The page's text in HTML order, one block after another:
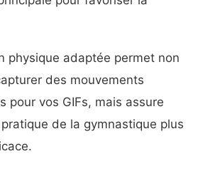
physique adaptée permet non
des mouvements
pour vos GIFs, mais assure
de la gymnastique plus